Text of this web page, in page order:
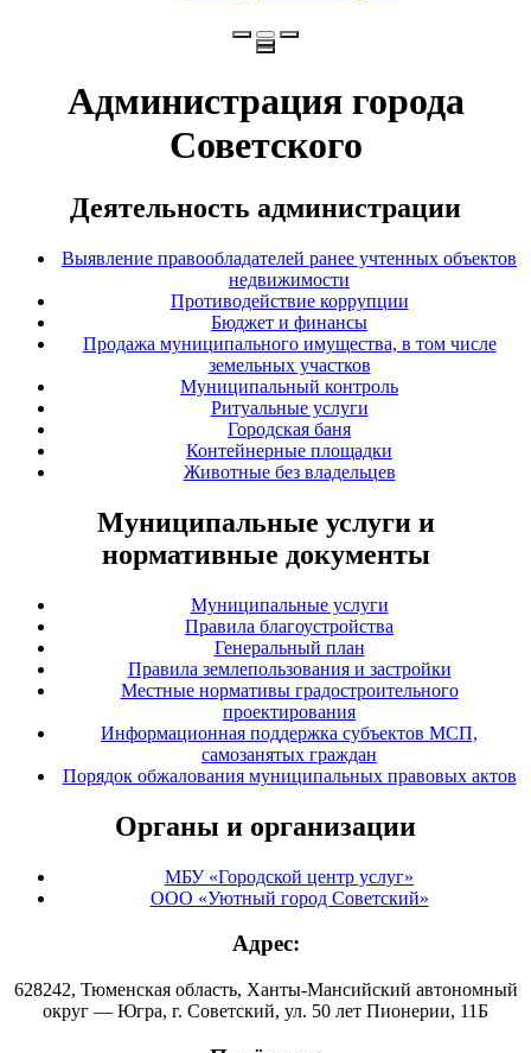
Администрация города
Советского
Деятельность администрации
Выявление правообладателей ранее учтенных объектов
недвижимости
Противодействие коррупции
Бюджет и финансы
Продажа муниципального имущества, в том числе
земельных участков
Муниципальный контроль
Ритуальные услуги
Городская баня
Контейнерные площадки
Животные без владельцев
Муниципальные услуги и
нормативные документы
Муниципальные услуги
Правила благоустройства
Генеральный план
Правила землепользования и застройки
Местные нормативы градостроительного
проектирования
Информационная поддержка субъектов МСП,
самозанятых граждан
Порядок обжалования муниципальных правовых актов
Органы и организации
МБУ «Городской центр услуг»
ООО «Уютный город Советский»
Адрес:
628242, Тюменская область, Ханты-Мансийский автономный
округ — Югра, г. Советский, ул. 50 лет Пионерии, 11Б